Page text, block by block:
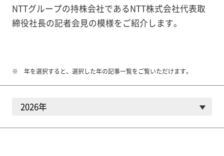
NTTグループの持株会社であるNTT株式会社代表取
締役社長の記者会見の模様をご紹介します。
年を選択すると、選択した年の記事一覧をご覧いただけます。